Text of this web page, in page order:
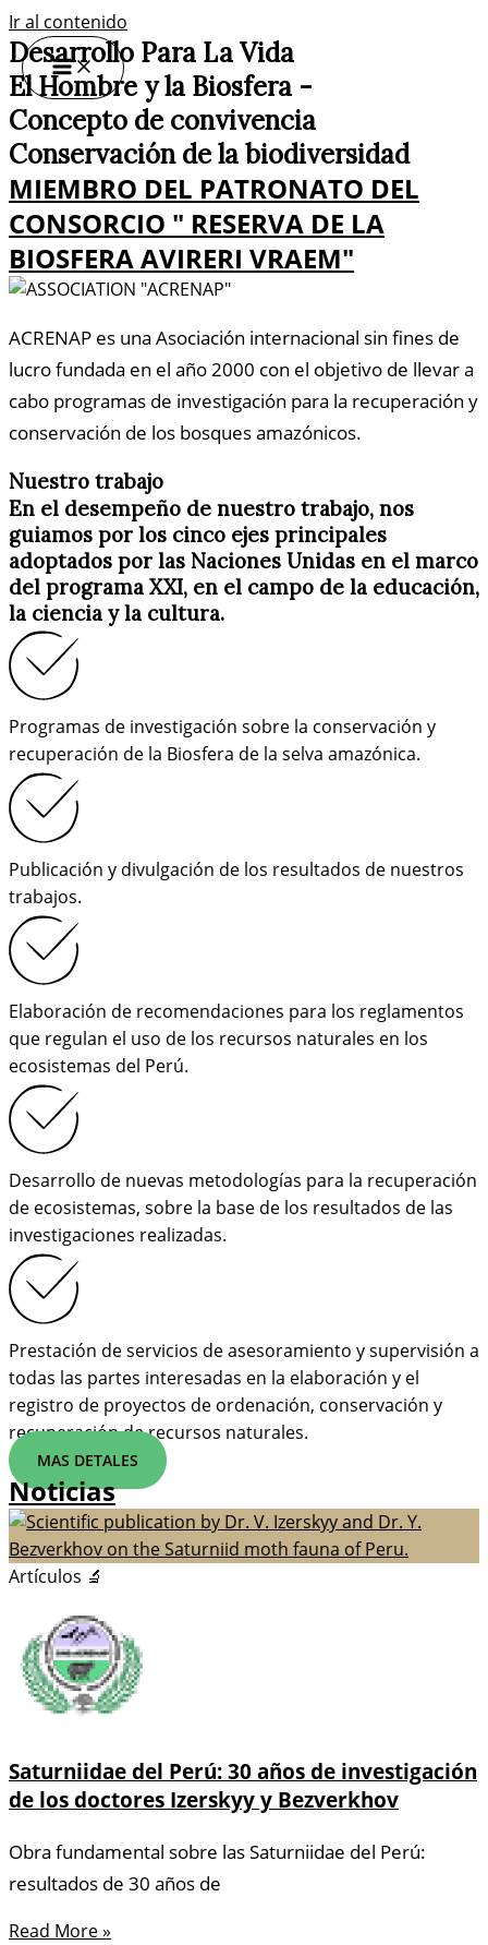
Ir al contenido
Desarrollo Para La Vida
El Hombre y la Biosfera -
Concepto de convivencia
Conservación de la biodiversidad
MIEMBRO DEL PATRONATO DEL
CONSORCIO " RESERVA DE LA
BIOSFERA AVIRERI VRAEM"
ACRENAP es una Asociación internacional sin fines de
lucro fundada en el año 2000 con el objetivo de llevar a
cabo programas de investigación para la recuperación y
conservación de los bosques amazónicos.
Nuestro trabajo
En el desempeño de nuestro trabajo, nos
guiamos por los cinco ejes principales
adoptados por las Naciones Unidas en el marco
del programa XXI, en el campo de la educación,
la ciencia y la cultura.
Programas de investigación sobre la conservación y
recuperación de la Biosfera de la selva amazónica.
Publicación y divulgación de los resultados de nuestros
trabajos.
Elaboración de recomendaciones para los reglamentos
que regulan el uso de los recursos naturales en los
ecosistemas del Perú.
Desarrollo de nuevas metodologías para la recuperación
de ecosistemas, sobre la base de los resultados de las
investigaciones realizadas.
Prestación de servicios de asesoramiento y supervisión a
todas las partes interesadas en la elaboración y el
registro de proyectos de ordenación, conservación y
recuperación de recursos naturales.
MAS DETALES
Noticias
Artículos 🔬
Saturniidae del Perú: 30 años de investigación
de los doctores Izerskyy y Bezverkhov
Obra fundamental sobre las Saturniidae del Perú:
resultados de 30 años de
Read More »